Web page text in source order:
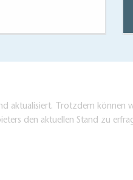
aktualisiert. Trotzdem können
den aktuellen Stand zu